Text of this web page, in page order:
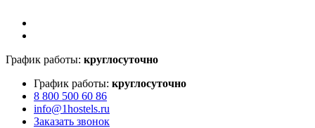
График работы: круглосуточно
График работы: круглосуточно
8 800 500 60 86
info@1hostels.ru
Заказать звонок